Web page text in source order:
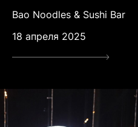
Bao Noodles & Sushi Bar
18 апреля 2025